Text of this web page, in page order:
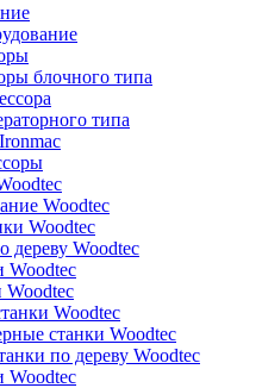
блочного типа
типа
Woodtec
Woodtec
дереву Woodtec
Woodtec
Woodtec
Woodtec
станки Woodtec
по дереву Woodtec
Woodtec